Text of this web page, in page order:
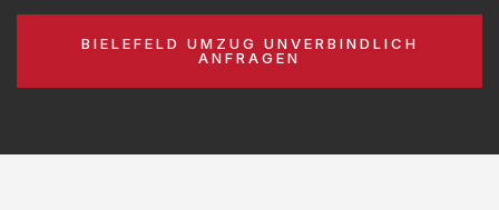
BIELEFELD UMZUG UNVERBINDLICH
ANFRAGEN